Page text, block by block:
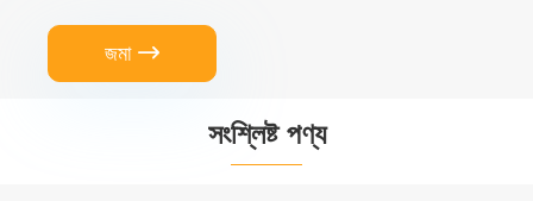
জমা 
সংশ্লিষ্ট পণ্য